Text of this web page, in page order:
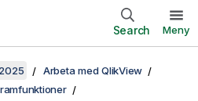
Search Meny
Arbeta med QlikView